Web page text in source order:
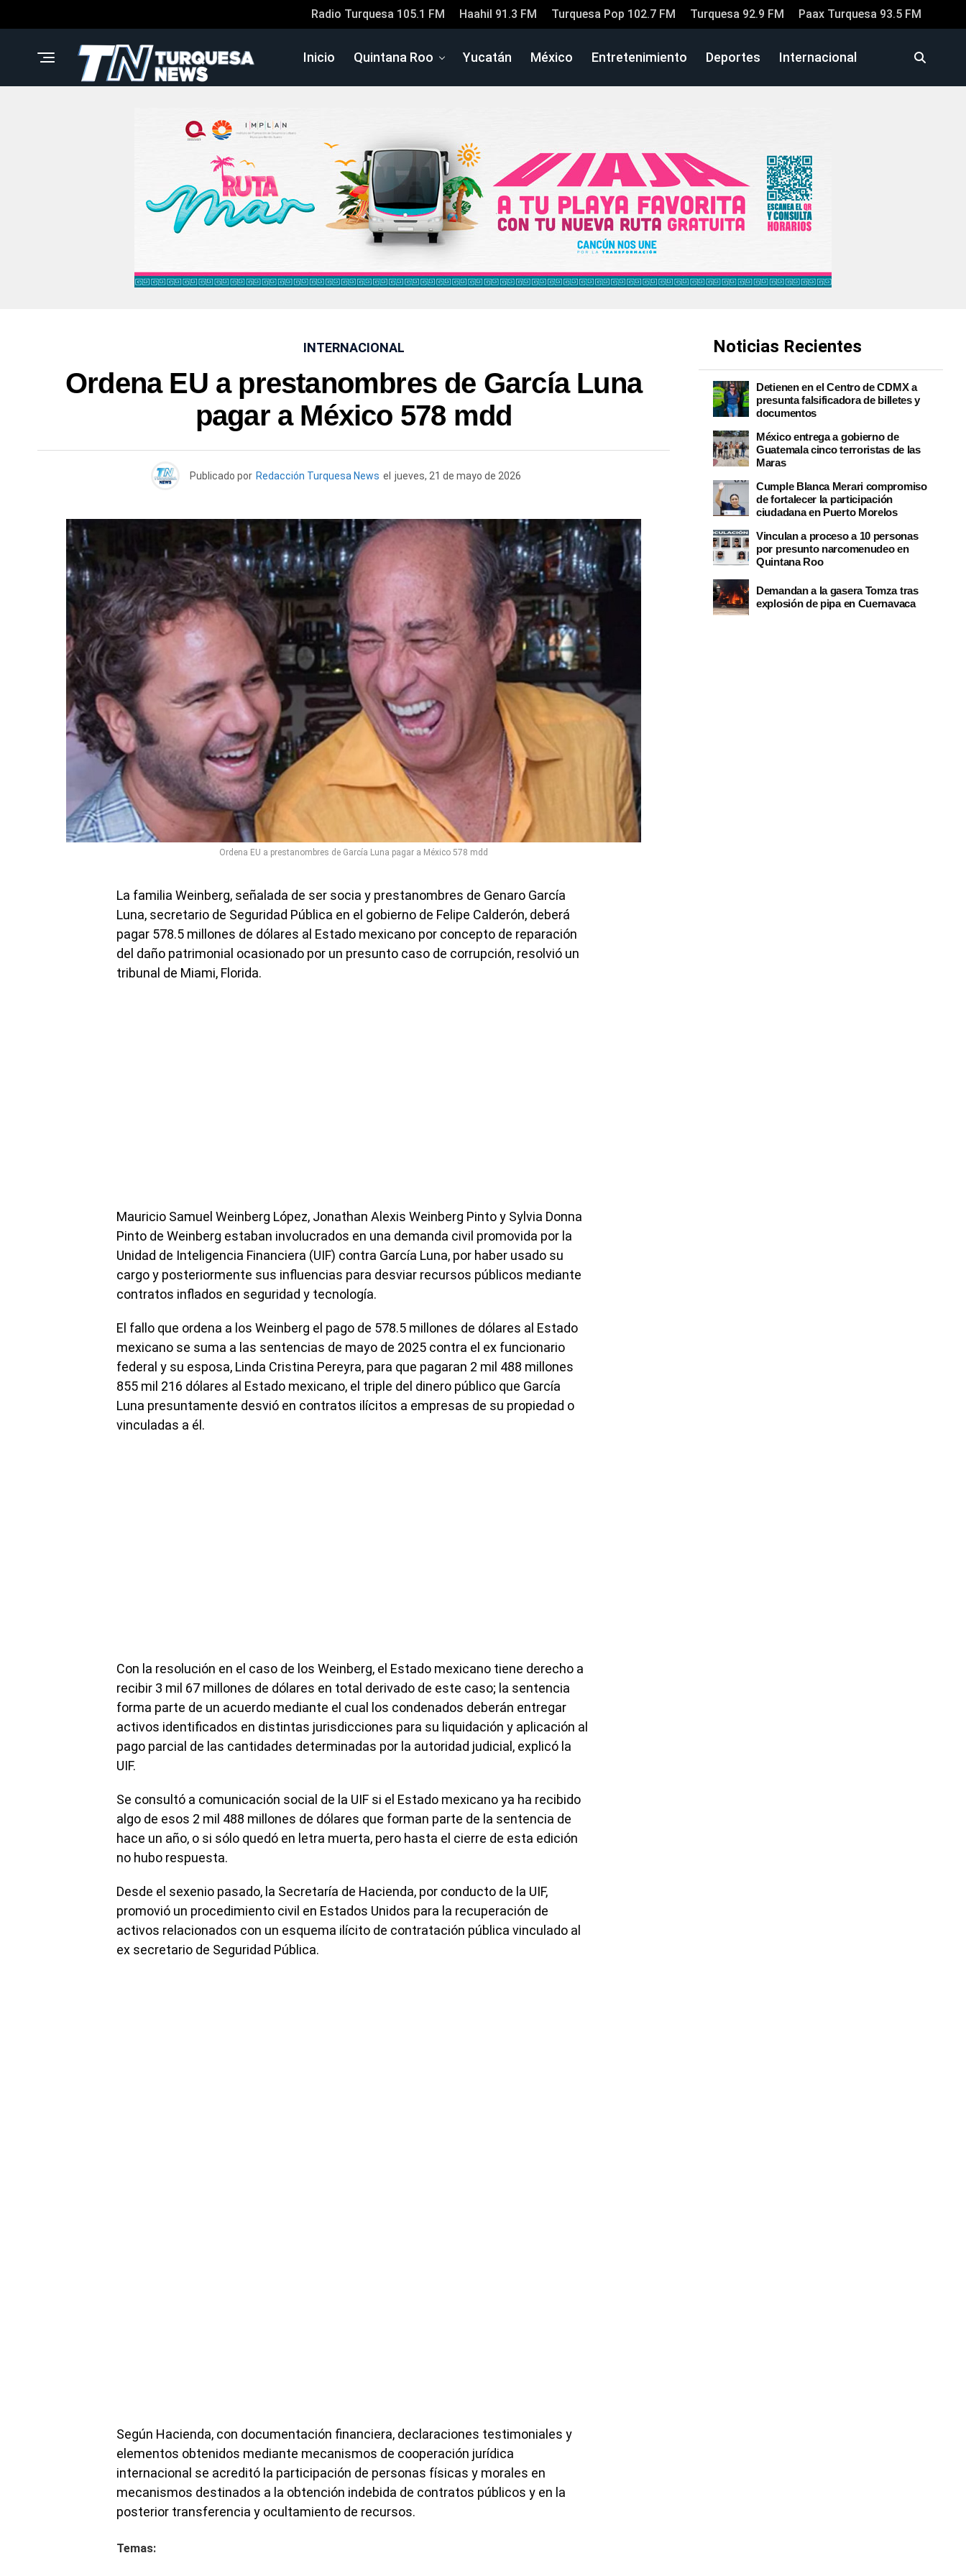
Radio Turquesa 105.1 FM Haahil 91.3 FM Turquesa Pop 102.7 FM Turquesa 92.9 FM Paax Turquesa 93.5 FM
Inicio Quintana Roo Yucatán México Entretenimiento Deportes Internacional
INTERNACIONAL
Ordena EU a prestanombres de García Luna
pagar a México 578 mdd
Publicado por Redacción Turquesa News el jueves, 21 de mayo de 2026
Ordena EU a prestanombres de García Luna pagar a México 578 mdd
La familia Weinberg, señalada de ser socia y prestanombres de Genaro García
Luna, secretario de Seguridad Pública en el gobierno de Felipe Calderón, deberá
pagar 578.5 millones de dólares al Estado mexicano por concepto de reparación
del daño patrimonial ocasionado por un presunto caso de corrupción, resolvió un
tribunal de Miami, Florida.
Mauricio Samuel Weinberg López, Jonathan Alexis Weinberg Pinto y Sylvia Donna
Pinto de Weinberg estaban involucrados en una demanda civil promovida por la
Unidad de Inteligencia Financiera (UIF) contra García Luna, por haber usado su
cargo y posteriormente sus influencias para desviar recursos públicos mediante
contratos inflados en seguridad y tecnología.
El fallo que ordena a los Weinberg el pago de 578.5 millones de dólares al Estado
mexicano se suma a las sentencias de mayo de 2025 contra el ex funcionario
federal y su esposa, Linda Cristina Pereyra, para que pagaran 2 mil 488 millones
855 mil 216 dólares al Estado mexicano, el triple del dinero público que García
Luna presuntamente desvió en contratos ilícitos a empresas de su propiedad o
vinculadas a él.
Con la resolución en el caso de los Weinberg, el Estado mexicano tiene derecho a
recibir 3 mil 67 millones de dólares en total derivado de este caso; la sentencia
forma parte de un acuerdo mediante el cual los condenados deberán entregar
activos identificados en distintas jurisdicciones para su liquidación y aplicación al
pago parcial de las cantidades determinadas por la autoridad judicial, explicó la
UIF.
Se consultó a comunicación social de la UIF si el Estado mexicano ya ha recibido
algo de esos 2 mil 488 millones de dólares que forman parte de la sentencia de
hace un año, o si sólo quedó en letra muerta, pero hasta el cierre de esta edición
no hubo respuesta.
Desde el sexenio pasado, la Secretaría de Hacienda, por conducto de la UIF,
promovió un procedimiento civil en Estados Unidos para la recuperación de
activos relacionados con un esquema ilícito de contratación pública vinculado al
ex secretario de Seguridad Pública.
Según Hacienda, con documentación financiera, declaraciones testimoniales y
elementos obtenidos mediante mecanismos de cooperación jurídica
internacional se acreditó la participación de personas físicas y morales en
mecanismos destinados a la obtención indebida de contratos públicos y en la
posterior transferencia y ocultamiento de recursos.
Temas:
Noticias Recientes
Detienen en el Centro de CDMX a
presunta falsificadora de billetes y
documentos
México entrega a gobierno de
Guatemala cinco terroristas de las
Maras
Cumple Blanca Merari compromiso
de fortalecer la participación
ciudadana en Puerto Morelos
Vinculan a proceso a 10 personas
por presunto narcomenudeo en
Quintana Roo
Demandan a la gasera Tomza tras
explosión de pipa en Cuernavaca